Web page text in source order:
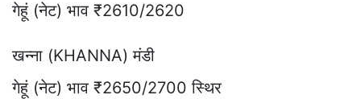
गेहूं (नेट) भाव ₹2610/2620
खन्ना (KHANNA) मंडी
गेहूं (नेट) भाव ₹2650/2700 स्थिर